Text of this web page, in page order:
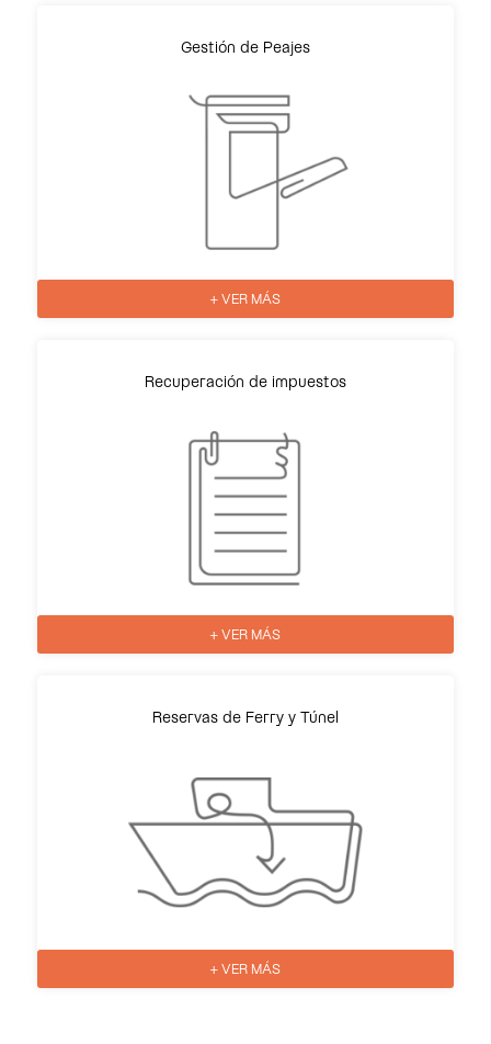
Gestión de Peajes
+ VER MÁS
Recuperación de impuestos
+ VER MÁS
Reservas de Ferry y Túnel
+ VER MÁS